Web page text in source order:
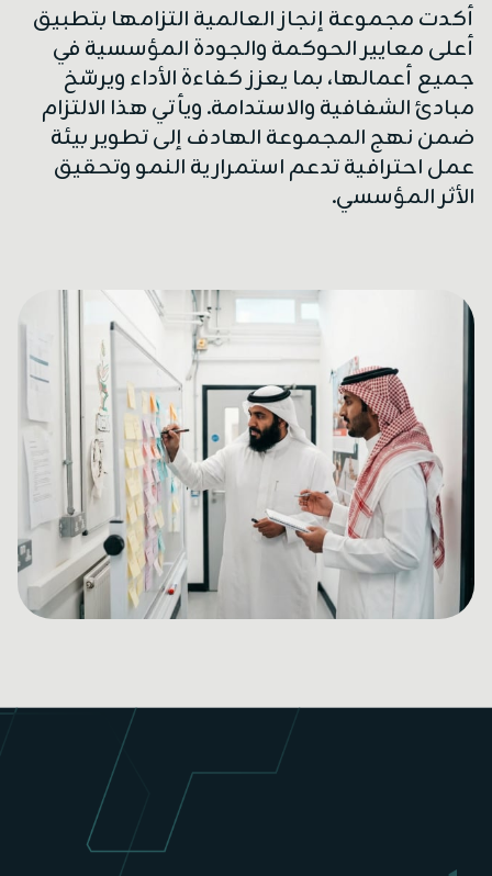
أكدت مجموعة إنجاز العالمية التزامها بتطبيق
أعلى معايير الحوكمة والجودة المؤسسية في
جميع أعمالها، بما يعزز كفاءة الأداء ويرسّخ
مبادئ الشفافية والاستدامة. ويأتي هذا الالتزام
ضمن نهج المجموعة الهادف إلى تطوير بيئة
عمل احترافية تدعم استمرارية النمو وتحقيق
الأثر المؤسسي.